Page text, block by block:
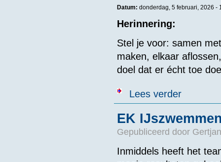
Datum: donderdag, 5 februari, 2026 -
Herinnering:
Stel je voor: samen
maken, elkaar
doel dat er écht toe
Lees verderover Webinar
EK
Gepubliceerd door
Inmiddels heeft het